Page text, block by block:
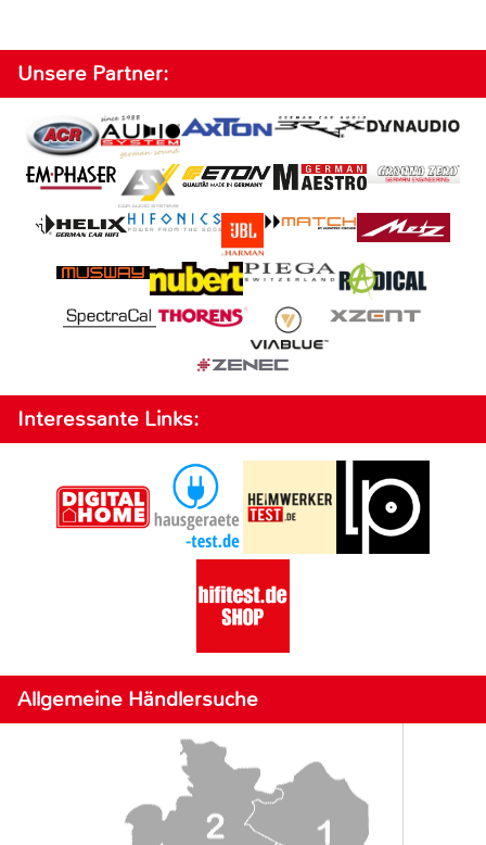
Unsere Partner:
Interessante Links:
Allgemeine Händlersuche